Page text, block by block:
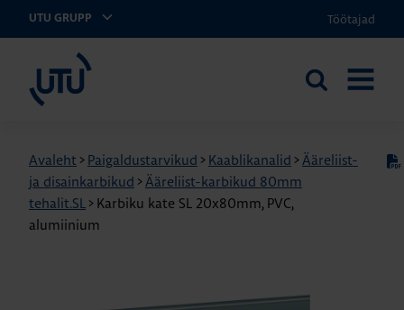
UTU GRUPP Töötajad
Otsi
Avaleht > Paigaldustarvikud > Kaablikanalid >Ääreliist-
ja disainkarbikud >Ääreliist-karbikud 80mm
tehalit.SL > Karbiku kate SL 20x80mm, PVC,
alumiinium